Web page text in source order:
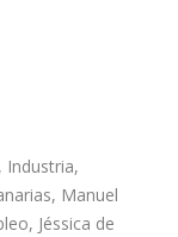
Industria,